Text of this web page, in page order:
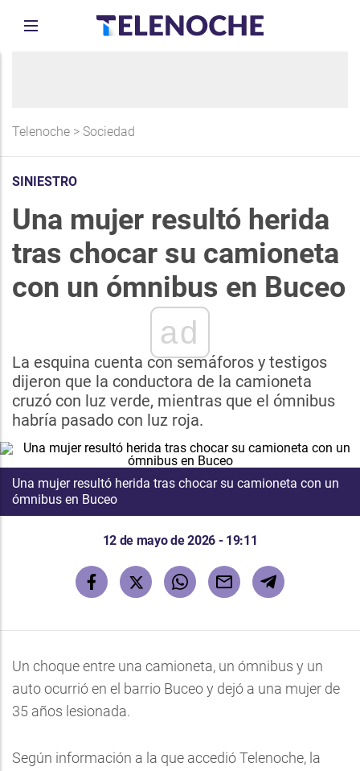
Telenoche > Sociedad
SINIESTRO
Una mujer resultó herida
tras chocar su camioneta
con un ómnibus en Buceo
ad
La esquina cuenta con semáforos y testigos
dijeron que la conductora de la camioneta
cruzó con luz verde, mientras que el ómnibus
habría pasado con luz roja.
Una mujer resultó herida tras chocar su camioneta con un
ómnibus en Buceo
12 de mayo de 2026 - 19:11
Un choque entre una camioneta, un ómnibus y un
auto ocurrió en el barrio Buceo y dejó a una mujer de
35 años lesionada.
Según información a la que accedió Telenoche, la